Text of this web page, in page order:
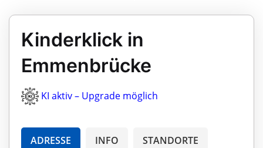
Kinderklick in
Emmenbrücke
KI aktiv – Upgrade möglich
ADRESSE INFO STANDORTE